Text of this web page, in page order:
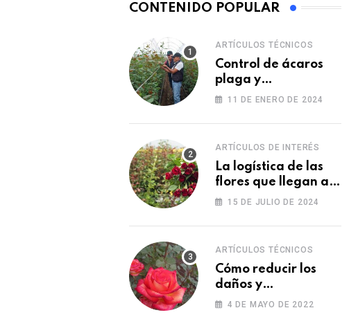
CONTENIDO POPULAR
ARTÍCULOS TÉCNICOS
Control de ácaros
plaga y
fortalecimiento de
11 DE ENERO DE 2024
ARTÍCULOS DE INTERÉS
La logística de las
flores que llegan a
los Estados Unidos
15 DE JULIO DE 2024
ARTÍCULOS TÉCNICOS
Cómo reducir los
daños y
afectaciones
4 DE MAYO DE 2022